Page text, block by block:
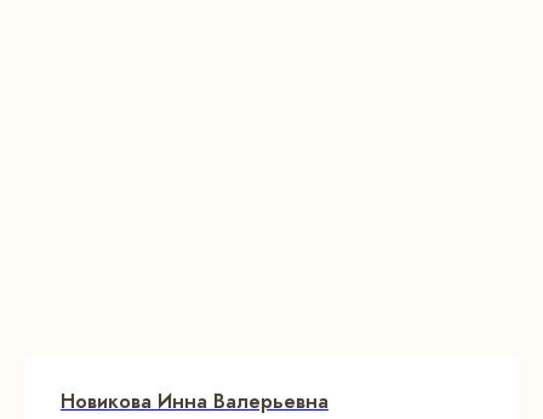
Новикова Инна Валерьевна